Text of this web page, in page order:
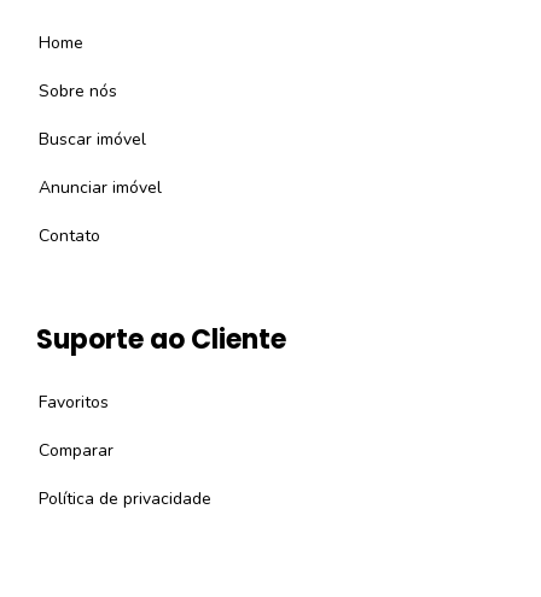
Home
Sobre nós
Buscar imóvel
Anunciar imóvel
Contato
Suporte ao Cliente
Favoritos
Comparar
Política de privacidade